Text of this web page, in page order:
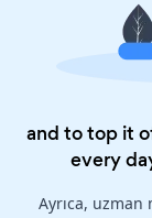
and to top it
every
Ayrıca,